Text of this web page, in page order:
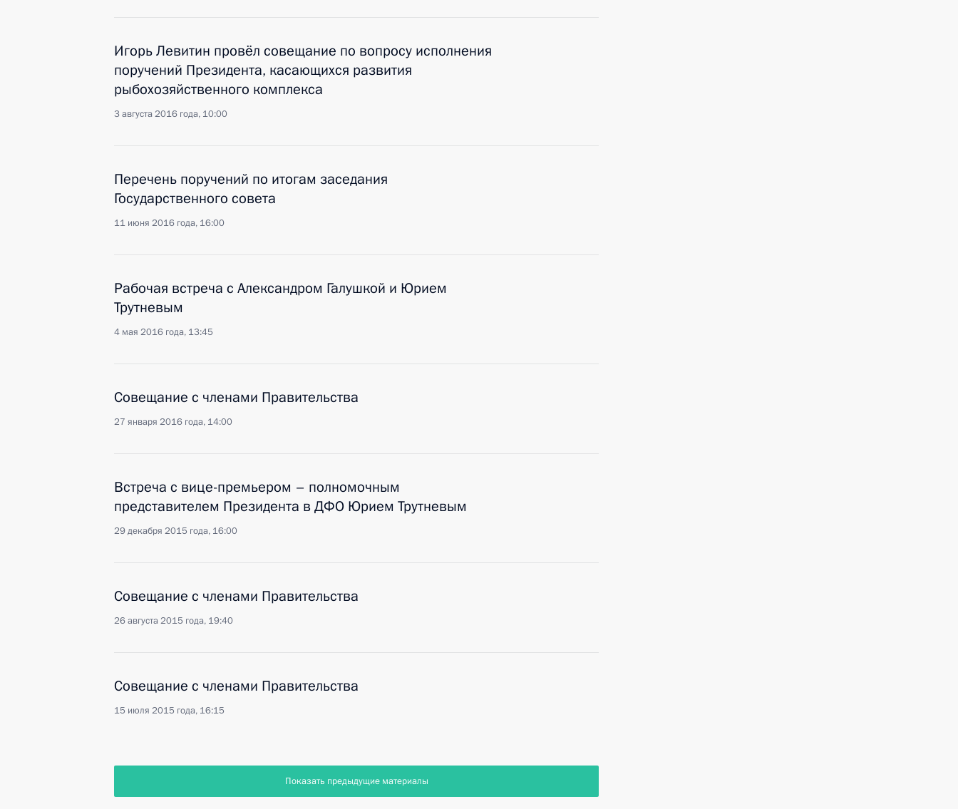
Игорь Левитин провёл совещание по вопросу исполнения
поручений Президента, касающихся развития
рыбохозяйственного комплекса
3 августа 2016 года, 10:00
Перечень поручений по итогам заседания
Государственного совета
11 июня 2016 года, 16:00
Рабочая встреча с Александром Галушкой и Юрием
Трутневым
4 мая 2016 года, 13:45
Совещание с членами Правительства
27 января 2016 года, 14:00
Встреча с вице-премьером – полномочным
представителем Президента в ДФО Юрием Трутневым
29 декабря 2015 года, 16:00
Совещание с членами Правительства
26 августа 2015 года, 19:40
Совещание с членами Правительства
15 июля 2015 года, 16:15
Показать предыдущие материалы